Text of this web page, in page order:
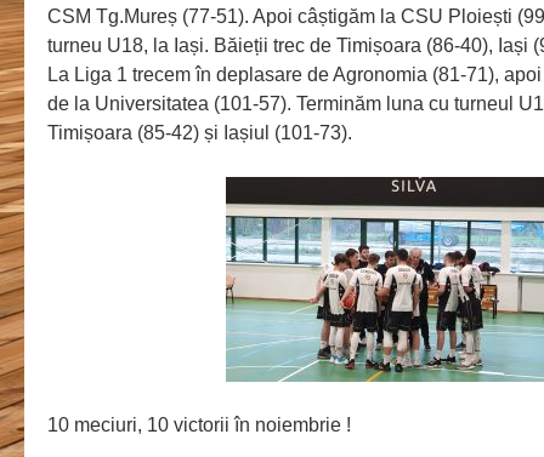
CSM Tg.Mureș (77-51). Apoi câștigăm la CSU Ploiești
turneu U18, la Iași. Băieții trec de Timișoara (86-40), Iași
La Liga 1 trecem în deplasare de Agronomia (81-71),
de la Universitatea (101-57). Terminăm luna cu turneul
Timișoara (85-42) și Iașiul (101-73).
10 meciuri, 10 victorii în noiembrie !